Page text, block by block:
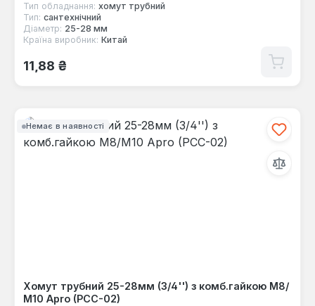
Тип обладнання: хомут трубний
Тип: сантехнічний
Діаметр: 25-28 мм
Країна виробник: Китай
Звичайна ціна:
11,88 ₴
Немає в наявності
Хомут трубний 25-28мм (3/4'') з комб.гайкою М8/
М10 Apro (PCC-02)